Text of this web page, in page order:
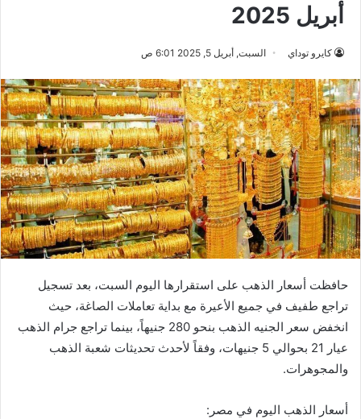
أبريل 2025
كايرو توداي السبت, أبريل 5, 2025 6:01 ص
حافظت أسعار الذهب على استقرارها اليوم السبت، بعد تسجيل
تراجع طفيف في جميع الأعيرة مع بداية تعاملات الصاغة، حيث
انخفض سعر الجنيه الذهب بنحو 280 جنيهاً، بينما تراجع جرام الذهب
عيار 21 بحوالي 5 جنيهات، وفقاً لأحدث تحديثات شعبة الذهب
والمجوهرات.
أسعار الذهب اليوم في مصر: